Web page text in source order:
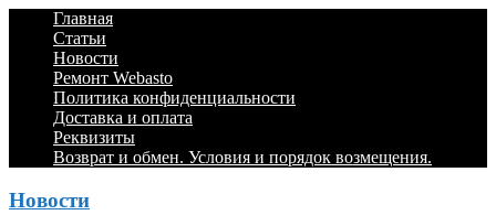
Footer
Menu
Перейти
содержимому
Главная
Статьи
Новости
Ремонт Webasto
Политика конфиденциальности
Доставка и оплата
Реквизиты
Возврат и обмен. Условия и порядок возмещения.
Новости